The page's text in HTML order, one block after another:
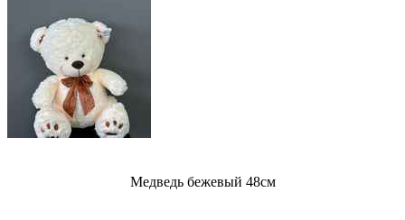
Медведь бежевый 48см